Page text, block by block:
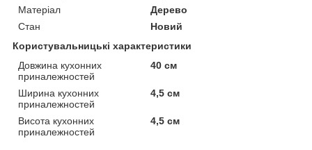
Матеріал
Дерево
Стан
Новий
Користувальницькі характеристики
Довжина кухонних
приналежностей
40 см
Ширина кухонних
приналежностей
4,5 см
Висота кухонних
приналежностей
4,5 см